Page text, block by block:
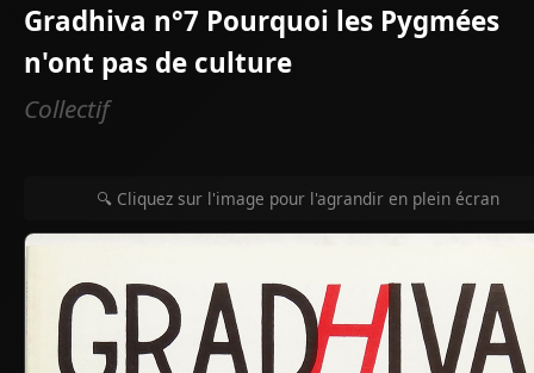
Gradhiva n°7 Pourquoi les Pygmées
n'ont pas de culture
Collectif
🔍 Cliquez sur l'image pour l'agrandir en plein écran